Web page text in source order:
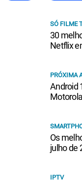
SÓ FILME
30
Netflix
PRÓXIMA
Android
Os
julho de
IPTV